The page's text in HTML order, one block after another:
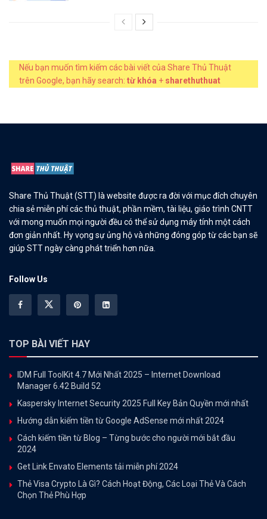
Nếu bạn muốn tìm kiếm các bài viết của Share Thủ Thuật
trên Google, bạn hãy search: từ khóa + sharethuthuat
Share Thủ Thuật (STT) là website được ra đời với mục đích chuyên
chia sẻ miễn phí các thủ thuật, phần mềm, tài liệu, giáo trình CNTT
với mong muốn mọi người đều có thể sử dụng máy tính một cách
đơn giản nhất. Hy vọng sự ủng hộ và những đóng góp từ các bạn sẽ
giúp STT ngày càng phát triển hơn nữa.
Follow Us
TOP BÀI VIẾT HAY
IDM Full ToolKit 4.7 Mới Nhất 2025 – Internet Download
Manager 6.42 Build 52
Kaspersky Internet Security 2025 Full Key Bản Quyền mới nhất
Hướng dẫn kiếm tiền từ Google AdSense mới nhất 2024
Cách kiếm tiền từ Blog – Từng bước cho người mới bắt đầu
2024
Get Link Envato Elements tải miễn phí 2024
Thẻ Visa Crypto Là Gì? Cách Hoạt Động, Các Loại Thẻ Và Cách
Chọn Thẻ Phù Hợp